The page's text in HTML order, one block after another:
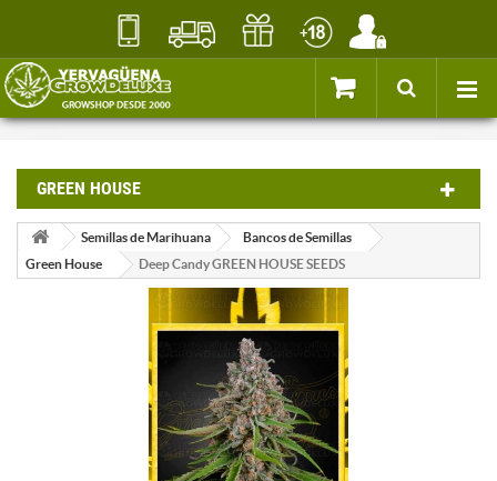
GREEN HOUSE
Semillas de Marihuana
Bancos de Semillas
Green House
Deep Candy GREEN HOUSE SEEDS